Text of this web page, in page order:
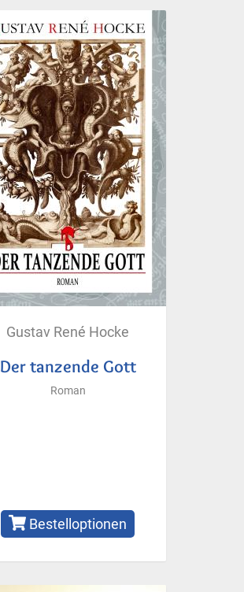
Gustav René Hocke
Der tanzende Gott
Roman
Bestelloptionen